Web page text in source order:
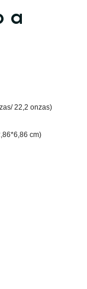
a
22,2 onzas)
cm)